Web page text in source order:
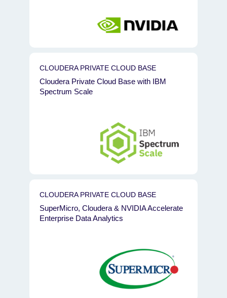
CLOUDERA PRIVATE CLOUD BASE
Cloudera Private Cloud Base with IBM
Spectrum Scale
CLOUDERA PRIVATE CLOUD BASE
SuperMicro, Cloudera & NVIDIA Accelerate
Enterprise Data Analytics